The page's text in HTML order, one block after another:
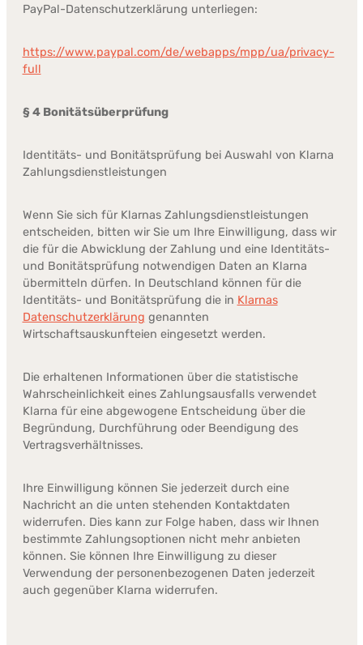
PayPal-Datenschutzerklärung unterliegen:
https://www.paypal.com/de/webapps/mpp/ua/privacy-
full
§ 4 Bonitätsüberprüfung
Identitäts- und Bonitätsprüfung bei Auswahl von Klarna
Zahlungsdienstleistungen
Wenn Sie sich für Klarnas Zahlungsdienstleistungen
entscheiden, bitten wir Sie um Ihre Einwilligung, dass wir
die für die Abwicklung der Zahlung und eine Identitäts-
und Bonitätsprüfung notwendigen Daten an Klarna
übermitteln dürfen. In Deutschland können für die
Identitäts- und Bonitätsprüfung die in Klarnas
Datenschutzerklärung genannten
Wirtschaftsauskunfteien eingesetzt werden.
Die erhaltenen Informationen über die statistische
Wahrscheinlichkeit eines Zahlungsausfalls verwendet
Klarna für eine abgewogene Entscheidung über die
Begründung, Durchführung oder Beendigung des
Vertragsverhältnisses.
Ihre Einwilligung können Sie jederzeit durch eine
Nachricht an die unten stehenden Kontaktdaten
widerrufen. Dies kann zur Folge haben, dass wir Ihnen
bestimmte Zahlungsoptionen nicht mehr anbieten
können. Sie können Ihre Einwilligung zu dieser
Verwendung der personenbezogenen Daten jederzeit
auch gegenüber Klarna widerrufen.